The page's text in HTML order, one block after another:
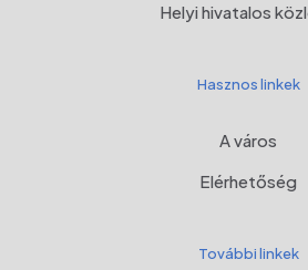
Helyi hivatalos
Hasznos linkek
A város
Elérhetőség
További linkek